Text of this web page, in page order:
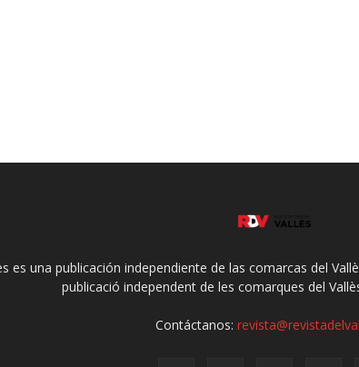
es una publicación independiente de las comarcas del
publicació independent de les comarques del
Contáctanos: